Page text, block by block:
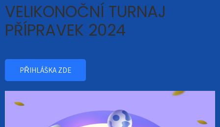
VELIKONOČNÍ TURNAJ
PŘÍPRAVEK 2024
PŘIHLÁŠKA ZDE